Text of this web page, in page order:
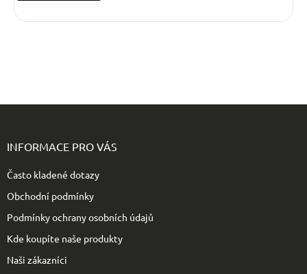
INFORMACE PRO VÁS
Často kladené dotazy
Obchodní podmínky
Podmínky ochrany osobních údajů
Kde koupíte naše produkty
Naši zákazníci